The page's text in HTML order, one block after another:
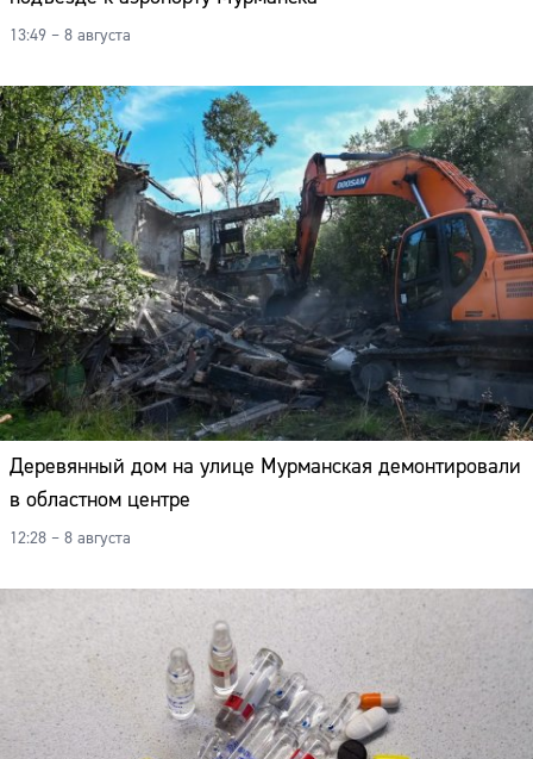
13:49 – 8 августа
Деревянный дом на улице Мурманская демонтировали
в областном центре
12:28 – 8 августа